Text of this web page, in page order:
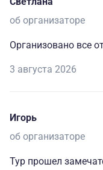
об организаторе
Организовано все
3 августа 2026
Игорь
об организаторе
Тур прошел